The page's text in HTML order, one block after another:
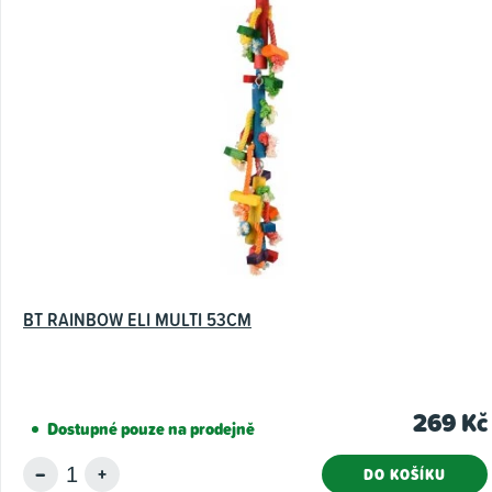
BT RAINBOW ELI MULTI 53CM
Dostupné pouze na prodejně 269 Kč
DO KOŠÍKU